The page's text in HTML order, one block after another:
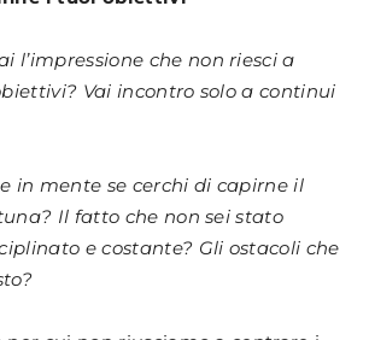
l’impressione che non riesci a
Vai incontro solo a continui
in mente se cerchi di capirne il
Il fatto che non sei stato
e costante? Gli ostacoli che